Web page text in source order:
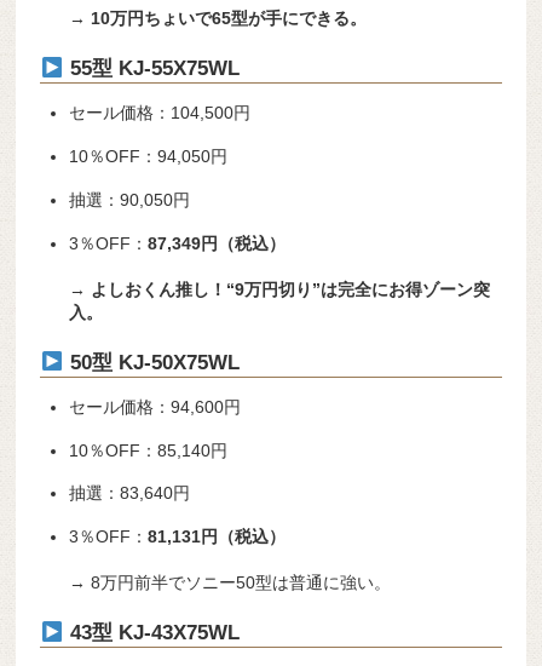
→10万円ちょいで65型が手にできる。
55型 KJ-55X75WL
セール価格：104,500円
10％OFF：94,050円
抽選：90,050円
3％OFF：87,349円（税込）
→ よしおくん推し！“9万円切り”は完全にお得ゾーン突
入。
50型 KJ-50X75WL
セール価格：94,600円
10％OFF：85,140円
抽選：83,640円
3％OFF：81,131円（税込）
→ 8万円前半でソニー50型は普通に強い。
43型 KJ-43X75WL